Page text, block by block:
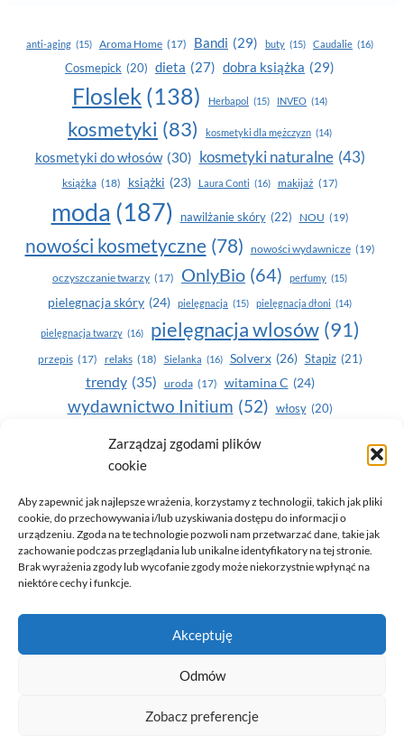
Zarządzaj zgodami plików
cookie
Aby zapewnić jak najlepsze wrażenia, korzystamy z technologii, takich jak pliki
cookie, do przechowywania i/lub uzyskiwania dostępu do informacji o
urządzeniu. Zgoda na te technologie pozwoli nam przetwarzać dane, takie jak
zachowanie podczas przeglądania lub unikalne identyfikatory na tej stronie.
Brak wyrażenia zgody lub wycofanie zgody może niekorzystnie wpłynąć na
niektóre cechy i funkcje.
Akceptuję
Odmów
Zobacz preferencje
anti-aging (15) Aroma Home (17) Bandi (29) buty (15) Caudalie (16)
Cosmepick (20) dieta (27) dobra książka (29)
Floslek (138) Herbapol (15) INVEO (14)
kosmetyki (83) kosmetyki dla mężczyzn (14)
kosmetyki do włosów (30) kosmetyki naturalne (43)
książka (18) książki (23) Laura Conti (16) makijaż (17)
moda (187) nawilżanie skóry (22) NOU (19)
nowości kosmetyczne (78) nowości wydawnicze (19)
oczyszczanie twarzy (17) OnlyBio (64) perfumy (15)
pielegnacja skóry (24) pielęgnacja (15) pielęgnacja dłoni (14)
pielęgnacja twarzy (16) pielęgnacja wlosów (91)
przepis (17) relaks (18) Sielanka (16) Solverx (26) Stapiz (21)
trendy (35) uroda (17) witamina C (24)
wydawnictwo Initium (52) włosy (20)
Yasumi(164) zdrowe zęby
zdrowie
© 2026 Only You - portal dla kobiet (uroda, moda, zdrowie)
opracowanie:AZDOBRESTRONY
Polityka prywatności i RODO